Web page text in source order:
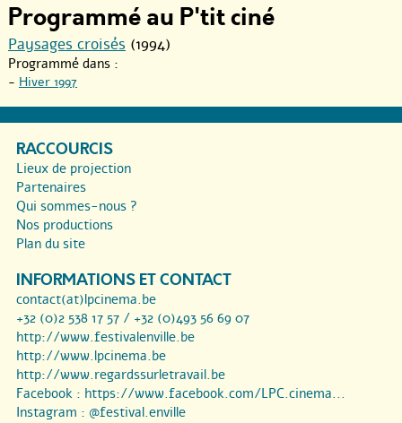
Programmé au P'tit ciné
Paysages croisés (1994)
Programmé dans :
- Hiver 1997
RACCOURCIS
Lieux de projection
Partenaires
Qui sommes-nous ?
Nos productions
Plan du site
INFORMATIONS ET CONTACT
contact(at)lpcinema.be
+32 (0)2 538 17 57 / +32 (0)493 56 69 07
http://www.festivalenville.be
http://www.lpcinema.be
http://www.regardssurletravail.be
Facebook : https://www.facebook.com/LPC.cinema...
Instagram : @festival.enville